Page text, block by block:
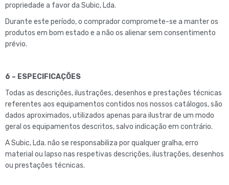
propriedade a favor da Subic, Lda.
Durante este período, o comprador compromete-se a manter os
produtos em bom estado e a não os alienar sem consentimento
prévio.
6 – ESPECIFICAÇÕES
Todas as descrições, ilustrações, desenhos e prestações técnicas
referentes aos equipamentos contidos nos nossos catálogos, são
dados aproximados, utilizados apenas para ilustrar de um modo
geral os equipamentos descritos, salvo indicação em contrário.
A Subic, Lda. não se responsabiliza por qualquer gralha, erro
material ou lapso nas respetivas descrições, ilustrações, desenhos
ou prestações técnicas.